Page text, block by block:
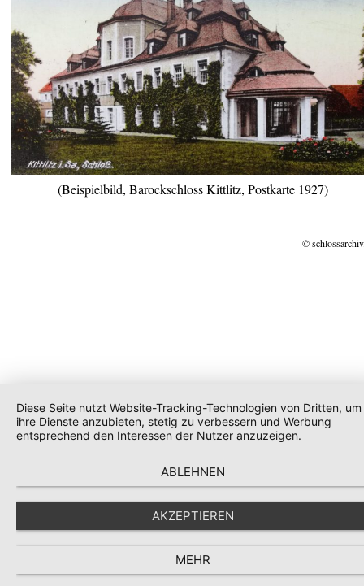
(Beispielbild, Barockschloss Kittlitz, Postkarte 1927)
©
Diese Seite nutzt Website-Tracking-Technologien von Dritten, um
ihre Dienste anzubieten, stetig zu verbessern und Werbung
entsprechend den Interessen der Nutzer anzuzeigen.
ABLEHNEN
AKZEPTIEREN
MEHR